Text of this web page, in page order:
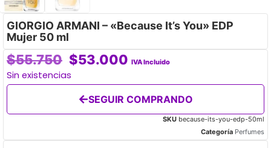
GIORGIO ARMANI – «Because It’s You» EDP
Mujer 50 ml
$55.750 $53.000 IVA Incluido
Sin existencias
SEGUIR COMPRANDO
SKU because-its-you-edp-50ml
Categoría Perfumes